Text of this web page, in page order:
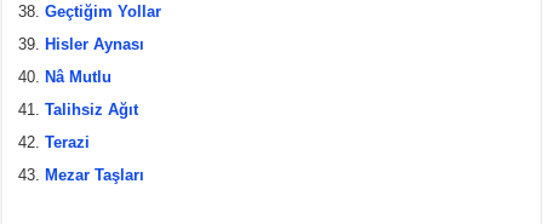
Geçtiğim Yollar
Hisler Aynası
Nâ Mutlu
Talihsiz Ağıt
Terazi
Mezar Taşları